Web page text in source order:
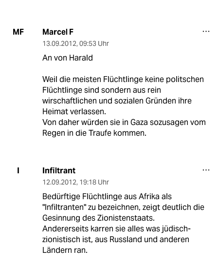
MF Marcel F
13.09.2012, 09:53 Uhr
An von Harald
Weil die meisten Flüchtlinge keine politschen
Flüchtlinge sind sondern aus rein
wirschaftlichen und sozialen Gründen ihre
Heimat verlassen.
Von daher würden sie in Gaza sozusagen vom
Regen in die Traufe kommen.
I Infiltrant
12.09.2012, 19:18 Uhr
Bedürftige Flüchtlinge aus Afrika als
"Infiltranten" zu bezeichnen, zeigt deutlich die
Gesinnung des Zionistenstaats.
Andererseits karren sie alles was jüdisch-
zionistisch ist, aus Russland und anderen
Ländern ran.